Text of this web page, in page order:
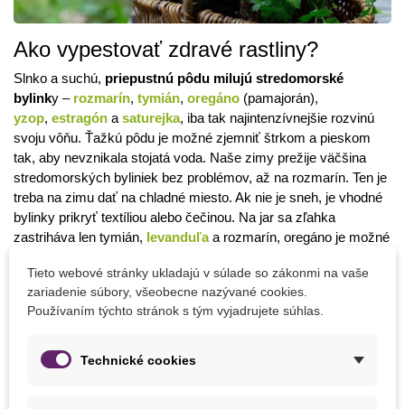
Ako vypestovať zdravé rastliny?
Slnko a suchú, priepustnú pôdu milujú stredomorské
bylinky – rozmarín, tymián, oregáno (pamajorán),
yzop, estragón a saturejka, iba tak najintenzívnejšie rozvinú
svoju vôňu. Ťažkú pôdu je možné zjemniť štrkom a pieskom
tak, aby nevznikala stojatá voda. Naše zimy prežije väčšina
stredomorských byliniek bez problémov, až na rozmarín. Ten je
treba na zimu dať na chladné miesto. Ak nie je sneh, je vhodné
bylinky prikryť textíliou alebo čečinou. Na jar sa zľahka
zastriháva len tymián, levanduľaa rozmarín, oregáno je možné
Najviac byliniek na malom priestore je možné pestovať
bylinkovej špirále. V bylinkovej špirále je možné pestovať aj
suchých častiach, ktoré sa aj rýchlo vyhrejú od kameňov a
zostávajú dlhú dobu teplé, zasadíme stredomorské bylinky. Čím
Tieto webové stránky ukladajú v súlade so zákonmi na vaše
zariadenie súbory, všeobecne nazývané cookies.
Používaním týchto stránok s tým vyjadrujete súhlas.
Technické cookies